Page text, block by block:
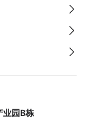
业园B栋